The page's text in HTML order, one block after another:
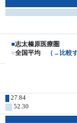
■志太榛原医療圏
■全国平均 （→比較
27.84
52.30